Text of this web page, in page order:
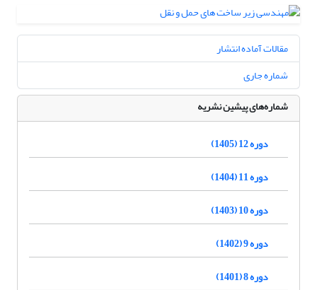
مقالات آماده انتشار
شماره جاری
شماره‌های پیشین نشریه
دوره 12 (1405)
دوره 11 (1404)
دوره 10 (1403)
دوره 9 (1402)
دوره 8 (1401)